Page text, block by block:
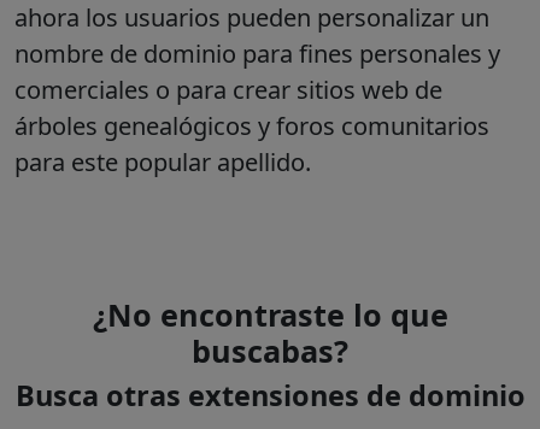
ahora los usuarios pueden personalizar un
nombre de dominio para fines personales y
comerciales o para crear sitios web de
árboles genealógicos y foros comunitarios
para este popular apellido.
¿No encontraste lo que
buscabas?
Busca otras extensiones de dominio